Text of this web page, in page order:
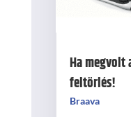
Ha megvolt
feltörlés!
Braava